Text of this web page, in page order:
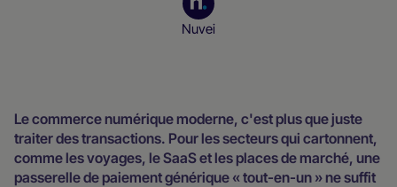
Nuvei
Le commerce numérique moderne, c'est plus que juste
traiter des transactions. Pour les secteurs qui cartonnent,
comme les voyages, le SaaS et les places de marché, une
passerelle de paiement générique « tout-en-un » ne suffit